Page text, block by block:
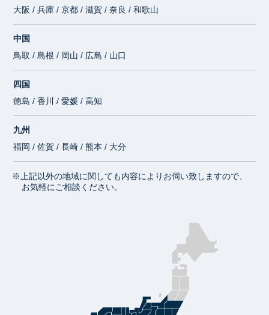
大阪 / 兵庫 / 京都 / 滋賀 / 奈良 / 和歌山
中国
鳥取 / 島根 / 岡山 / 広島 / 山口
四国
徳島 / 香川 / 愛媛 / 高知
九州
福岡 / 佐賀 / 長崎 / 熊本 / 大分
※上記以外の地域に関しても内容によりお伺い致しますので、
お気軽にご相談ください。